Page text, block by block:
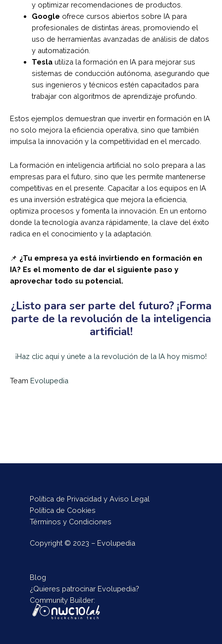
y optimizar recomendaciones de productos.
Google ofrece cursos abiertos sobre IA para
profesionales de distintas áreas, promoviendo el
uso de herramientas avanzadas de análisis de datos
y automatización.
Teslautiliza la formación en IA para mejorar sus
sistemas de conducción autónoma, asegurando que
sus ingenieros y técnicos estén capacitados para
trabajar con algoritmos de aprendizaje profundo.
Estos ejemplos demuestran que invertir en formación en IA
no solo mejora la eficiencia operativa, sino que también
impulsa la innovación y la competitividad en el mercado.
La formación en inteligencia artificial no solo prepara a las
empresas para el futuro, sino que les permite mantenerse
competitivas en el presente. Capacitar a los equipos en IA
es una inversión estratégica que mejora la eficiencia,
optimiza procesos y fomenta la innovación. En un entorno
donde la tecnología avanza rápidamente, la clave del éxito
radica en el conocimiento y la adaptación.
📌 ¿Tu empresa ya está invirtiendo en formación en
IA? Es el momento de dar el siguiente paso y
aprovechar todo su potencial.
¿Listo para ser parte del futuro? ¡Forma
parte de la revolución de la inteligencia
artificial!
¡Haz clic aquí y únete a la revolución de la IA hoy mismo!
Team Evolupedia
Política de Privacidad y Aviso Legal
Política de Cookies
Términos y Condiciones
Copyright © 2023 – Evolupedia
Blog
¿Quieres patrocinar Evolupedia?
Community Builder: